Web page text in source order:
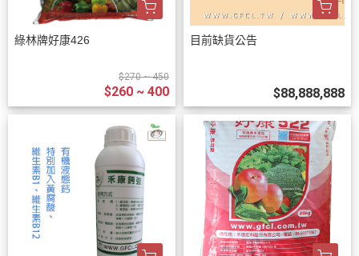
綠林牌好康426
$270 ~ 450
$260 ~ 400
目前缺貨公告
$88,888,888